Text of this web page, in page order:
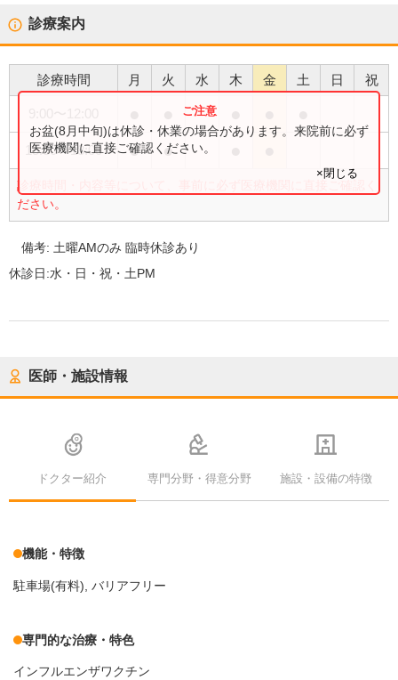
診療案内
診療時間 月 火 水 木 金 土 日 祝
15:30〜18:00 ● ●
診療時間・内容等について、事前に必ず医療機関に直接ご確認く
ださい。
お盆(8月中旬)は休診・休業の場合があります。来院前に必ず
医療機関に直接ご確認ください。
×閉じる
備考: 土曜AMのみ 臨時休診あり
休診日:水・日・祝・土PM
医師・施設情報
ドクター紹介 専門分野・得意分野 施設・設備の特徴
機能・特徴
駐車場(有料) バリアフリー
専門的な治療・特色
インフルエンザワクチン